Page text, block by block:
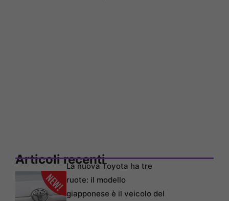
Articoli recentiLa nuova Toyota ha tre
ruote: il modello
giapponese è il veicolo del